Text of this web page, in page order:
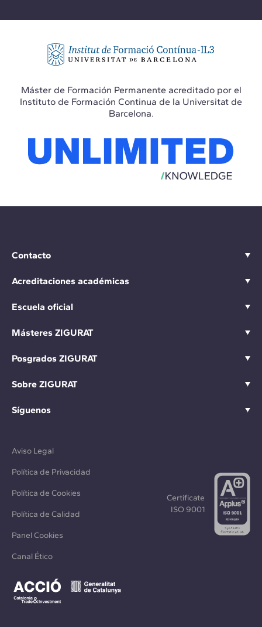
Máster de Formación Permanente acreditado por el
Instituto de Formación Continua de la Universitat de
Barcelona.
Contacto
Acreditaciones académicas
Escuela oficial
Másteres ZIGURAT
Posgrados ZIGURAT
Sobre ZIGURAT
Síguenos
Aviso Legal
Política de Privacidad
Política de Cookies
Política de Calidad
Panel Cookies
Canal Ético
Certificate
ISO 9001